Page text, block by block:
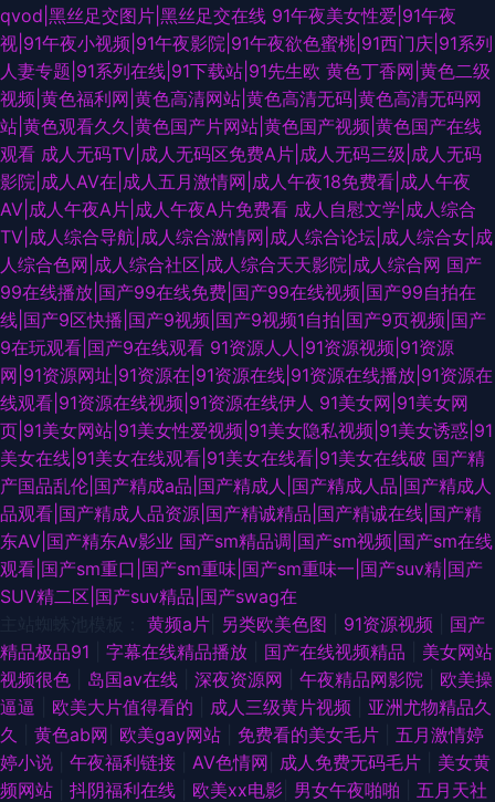
qvod|黑丝足交图片|黑丝足交在线 91午夜美女性爱|91午夜
视|91午夜小视频|91午夜影院|91午夜欲色蜜桃|91西门庆|91系列
人妻专题|91系列在线|91下载站|91先生欧 黄色丁香网|黄色二级
视频|黄色福利网|黄色高清网站|黄色高清无码|黄色高清无码网
站|黄色观看久久|黄色国产片网站|黄色国产视频|黄色国产在线
观看 成人无码TV|成人无码区免费A片|成人无码三级|成人无码
影院|成人AV在|成人五月激情网|成人午夜18免费看|成人午夜
AV|成人午夜A片|成人午夜A片免费看 成人自慰文学|成人综合
TV|成人综合导航|成人综合激情网|成人综合论坛|成人综合女|成
人综合色网|成人综合社区|成人综合天天影院|成人综合网 国产
99在线播放|国产99在线免费|国产99在线视频|国产99自拍在
线|国产9区快播|国产9视频|国产9视频1自拍|国产9页视频|国产
9在玩观看|国产9在线观看 91资源人人|91资源视频|91资源
网|91资源网址|91资源在|91资源在线|91资源在线播放|91资源在
线观看|91资源在线视频|91资源在线伊人 91美女网|91美女网
页|91美女网站|91美女性爱视频|91美女隐私视频|91美女诱惑|91
美女在线|91美女在线观看|91美女在线看|91美女在线破 国产精
产国品乱伦|国产精成a品|国产精成人|国产精成人品|国产精成人
品观看|国产精成人品资源|国产精诚精品|国产精诚在线|国产精
东AV|国产精东Av影业 国产sm精品调|国产sm视频|国产sm在线
观看|国产sm重口|国产sm重味|国产sm重味一|国产suv精|国产
SUV精二区|国产suv精品|国产swag在
黄频a片 另类欧美色图 91资源视频
国产
精品极品91
字幕在线精品播放 国产在线视频精品
美女网站
视频很色
岛国av在线 深夜资源网 午夜精品网影院
欧美操
逼逼
欧美大片值得看的 成人三级黄片视频
亚洲尤物精品久
久
黄色ab网 欧美gay网站 免费看的美女毛片
五月激情婷
婷小说
午夜福利链接 AV色情网 成人免费无码毛片
美女黄
频网站
抖阴福利在线 欧美xx电影 男女午夜啪啪
五月天社